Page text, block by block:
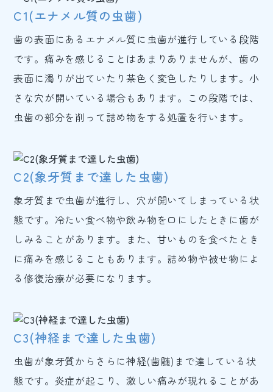
C1(エナメル質の虫歯)
歯の表面にあるエナメル質に虫歯が進行している段階
です。痛みを感じることはあまりありませんが、歯の
表面に濁りが出ていたり茶色く変色したりします。小
さな穴が開いている場合もあります。この段階では、
虫歯の部分を削って詰め物をする処置を行います。
C2(象牙質まで達した虫歯)
象牙質まで虫歯が進行し、穴が開いてしまっている状
態です。冷たい食べ物や飲み物を口にしたときに歯が
しみることがあります。また、甘いものを食べたとき
に痛みを感じることもあります。詰め物や被せ物によ
る修復治療が必要になります。
C3(神経まで達した虫歯)
虫歯が象牙質からさらに神経(歯髄)まで達している状
態です。炎症が起こり、激しい痛みが現れることがあ